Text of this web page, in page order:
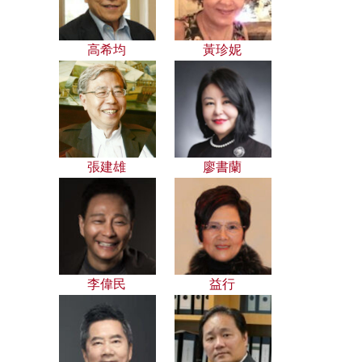
高希均 黃珍妮
張建雄 廖書蘭
李偉民 益行